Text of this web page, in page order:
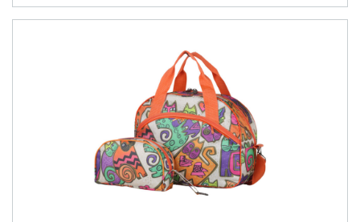
Рюкзаки
Рюкзаки школьные
Рюкзаки подростковые
Ранцы школьные
Рюкзаки детские
Рюкзаки туристические
Рюкзаки для охоты-рыбалки
Рюкзаки на колесах